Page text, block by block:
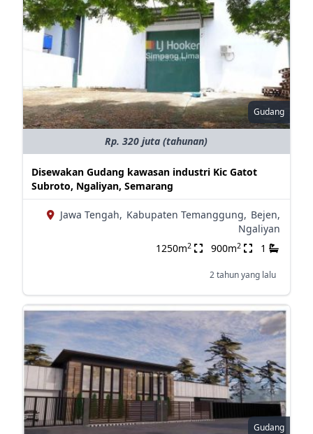
Gudang
Rp. 320 juta (tahunan)
Disewakan Gudang kawasan industri Kic Gatot
Subroto, Ngaliyan, Semarang
Jawa Tengah, Kabupaten Temanggung, Bejen,
Ngaliyan
1250m2 900m2 1
2 tahun yang lalu
Gudang